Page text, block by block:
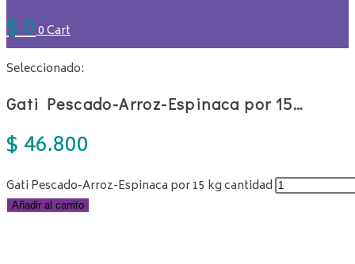
$00Cart
Seleccionado:
Gati Pescado-Arroz-Espinaca por 15…
$46.800
Gati Pescado-Arroz-Espinaca por 15 kg cantidad
Añadir al carrito